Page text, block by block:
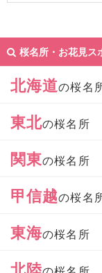
桜名所・お花見ス
北海道の桜名
東北の桜名所
関東の桜名所
甲信越の桜名
東海の桜名所